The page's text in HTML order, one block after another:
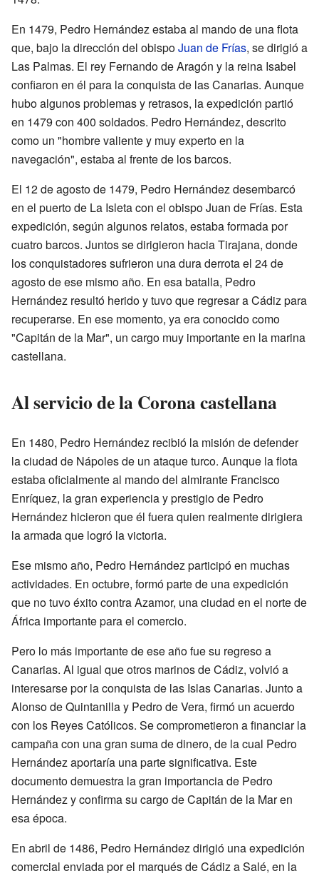
En 1479, Pedro Hernández estaba al mando de una flota
que, bajo la dirección del obispoJuan de Frías, se dirigió a
Las Palmas. El rey Fernando de Aragón y la reina Isabel
confiaron en él para la conquista de las Canarias. Aunque
hubo algunos problemas y retrasos, la expedición partió
en 1479 con 400 soldados. Pedro Hernández, descrito
como un "hombre valiente y muy experto en la
navegación", estaba al frente de los barcos.
El 12 de agosto de 1479, Pedro Hernández desembarcó
en el puerto de La Isleta con el obispo Juan de Frías. Esta
expedición, según algunos relatos, estaba formada por
cuatro barcos. Juntos se dirigieron hacia Tirajana, donde
los conquistadores sufrieron una dura derrota el 24 de
agosto de ese mismo año. En esa batalla, Pedro
Hernández resultó herido y tuvo que regresar a Cádiz para
recuperarse. En ese momento, ya era conocido como
"Capitán de la Mar", un cargo muy importante en la marina
castellana.
Al servicio de la Corona castellana
En 1480, Pedro Hernández recibió la misión de defender
la ciudad de Nápoles de un ataque turco. Aunque la flota
estaba oficialmente al mando del almirante Francisco
Enríquez, la gran experiencia y prestigio de Pedro
Hernández hicieron que él fuera quien realmente dirigiera
la armada que logró la victoria.
Ese mismo año, Pedro Hernández participó en muchas
actividades. En octubre, formó parte de una expedición
que no tuvo éxito contra Azamor, una ciudad en el norte de
África importante para el comercio.
Pero lo más importante de ese año fue su regreso a
Canarias. Al igual que otros marinos de Cádiz, volvió a
interesarse por la conquista de las Islas Canarias. Junto a
Alonso de Quintanilla y Pedro de Vera, firmó un acuerdo
con los Reyes Católicos. Se comprometieron a financiar la
campaña con una gran suma de dinero, de la cual Pedro
Hernández aportaría una parte significativa. Este
documento demuestra la gran importancia de Pedro
Hernández y confirma su cargo de Capitán de la Mar en
esa época.
En abril de 1486, Pedro Hernández dirigió una expedición
comercial enviada por el marqués de Cádiz a Salé, en la